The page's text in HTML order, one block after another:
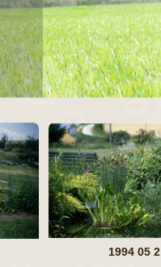
1994 05 2